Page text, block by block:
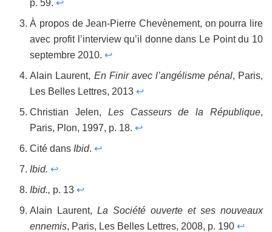
p. 59. ↩
À propos de Jean-Pierre Chevènement, on pourra lire
avec profit l’interview qu’il donne dans Le Point du 10
septembre 2010. ↩
Alain Laurent, En Finir avec l’angélisme pénal, Paris,
Les Belles Lettres, 2013 ↩
Christian Jelen, Les Casseurs de la République,
Paris, Plon, 1997, p. 18. ↩
Cité dans Ibid. ↩
Ibid. ↩
Ibid., p. 13 ↩
Alain Laurent,La Société ouverte et ses nouveaux
ennemis, Paris, Les Belles Lettres, 2008, p. 190 ↩